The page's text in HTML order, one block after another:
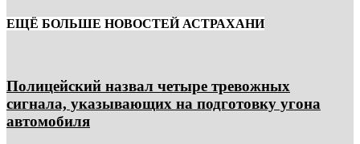
ЕЩЁ БОЛЬШЕ НОВОСТЕЙ АСТРАХАНИ
Полицейский назвал четыре тревожных
сигнала, указывающих на подготовку угона
автомобиля